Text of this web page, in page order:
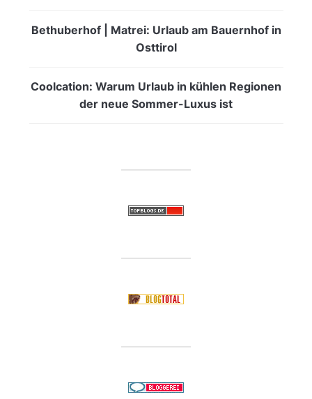
Bethuberhof | Matrei: Urlaub am Bauernhof in
Osttirol
Coolcation: Warum Urlaub in kühlen Regionen
der neue Sommer-Luxus ist